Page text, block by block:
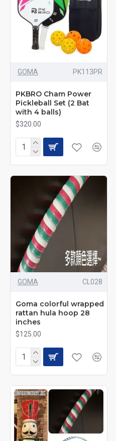
GOMA PK113PR
PKBRO Cham Power
Pickleball Set (2 Bat
with 4 balls)
$320.00
GOMA CL028
Goma colorful wrapped
rattan hula hoop 28
inches
$125.00